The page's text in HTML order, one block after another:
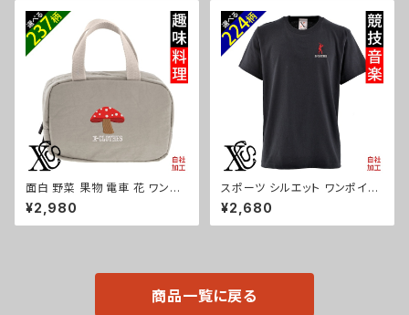
ミニバッグ 軽量 子供 グレー グ
ッズ 文字 面白い おもしろ 卒団
記念品 部活 卒業 ori-aw-bag
2-g08-s
ズー シュナウザー パグ ビション
フリーゼ ori-a-bg173-b10-s
面白 野菜 果物 電車 花 ワンポ
イント 刺繍 保温保冷ミニバッグ
エコバッグ 軽量 バッグインバッ
グ レディース メンズ 雑貨 グッ
¥2,980
スポーツ シルエット ワンポイン
ト 刺繍 プレゼント 5.6oz オリ
ジナル 半袖 Tシャツ メンズ ロ
ゴ おしゃれ tシャツ 無地 カット
ri-am-tst2-b08-s
¥2,680
商品一覧に戻る